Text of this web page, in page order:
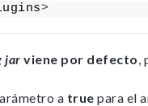
>
jar viene por defecto,
a truepara el